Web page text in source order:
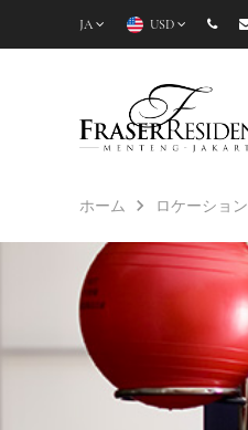
JA USD
ホーム ロケーション